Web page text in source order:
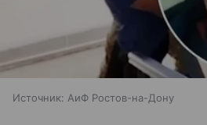
Источник: АиФ Ростов-на-Дону